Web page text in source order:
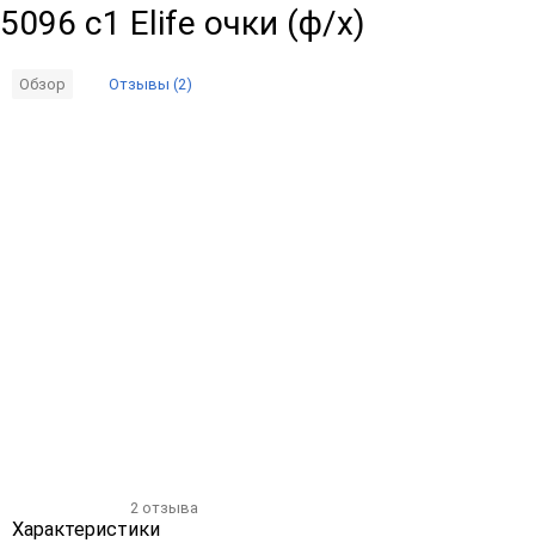
5096 c1 Elife очки (ф/х)
Обзор Отзывы (2)
2 отзыва
Характеристики